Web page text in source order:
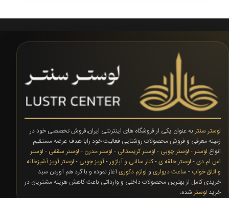
لوستر سنتر به عنوان یکی ار فروشگاه های اینترنتی ایران،فروش تخصصی خود در
زمینه معرفی و فروش محصولات روشنایی فعالیت خود رابا هدف عرضه مستقیم
انواع لوستر - لوستر چوبی - لوستر کریستالی - لوستر مدرن - لوستر سقفی - لوستر
اس ام دی- لوستر حلقه ی-کنار سالنی و آباژور-آویز چوبی - لوستر آویز آشپزخانه
و اتاق خواب - ساعت دیواری و لوازم دکوریآغاز نموده و با گرد هم آوردن سبد
خریدی کامل از بهترین محصولات داخلی و وارداتی باعث کاهش هزینه مشتریان در
خرید لوستر شده،